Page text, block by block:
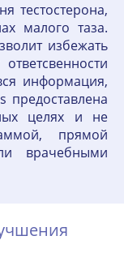
тестостерона,
малого таза.
избежать
информация,
предоставлена
целях и не
прямой
врачебными